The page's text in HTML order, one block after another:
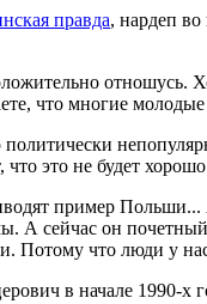
правда, нардеп
отношусь.
что многие
политически
это не будет
пример Польши...
А сейчас он почетный
Потому что люди у
в начале